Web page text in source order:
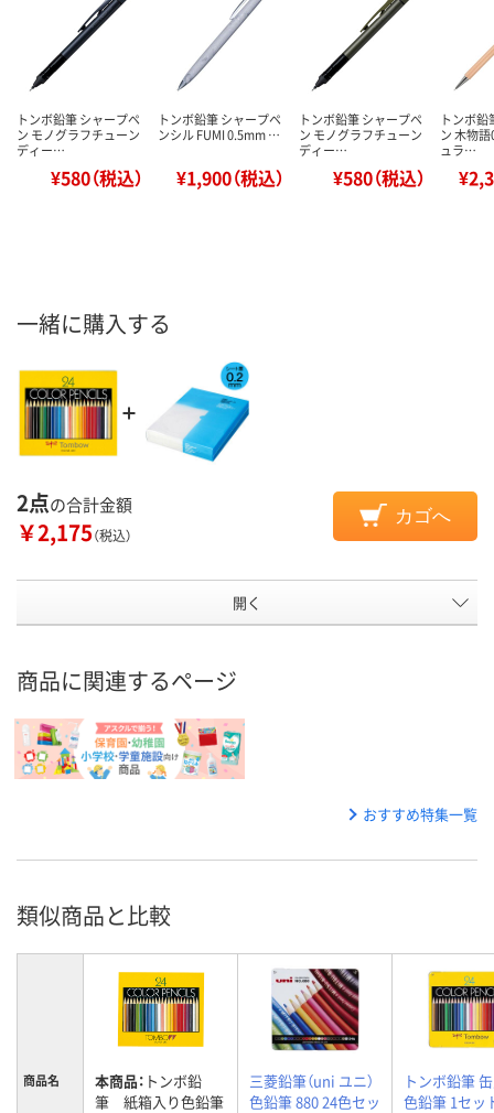
トンボ鉛筆 シャープペ
ン モノグラフチューン
ディー…
¥580（税込）
トンボ鉛筆 シャープペ
ンシル FUMI 0.5mm …
¥1,900（税込）
トンボ鉛筆 シャープペ
ン モノグラフチューン
ディー…
¥580（税込）
トンボ鉛
ン 木物
ュラ…
一緒に購入する
2点の合計金額
￥2,175（税込）
カゴへ
開く
商品に関連するページ
おすすめ特集一覧
類似商品と比較
商品名 本商品： トンボ鉛
筆 紙箱入り色鉛筆
三菱鉛筆（uni ユニ）
色鉛筆 880 24色セッ
トンボ鉛筆
色鉛筆 1セッ